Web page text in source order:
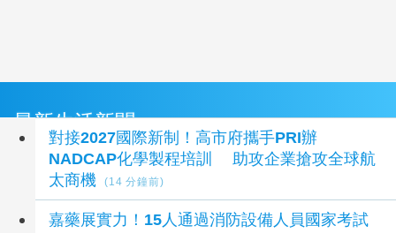
最新生活新聞
對接2027國際新制！高市府攜手PRI辦
NADCAP化學製程培訓 助攻企業搶攻全球航
太商機
(14 分鐘前)
嘉藥展實力！15人通過消防設備人員國家考試